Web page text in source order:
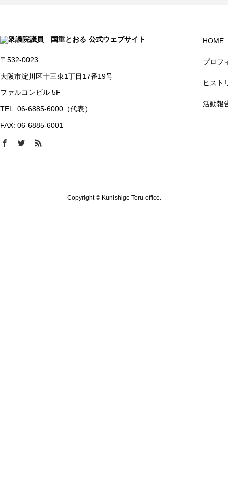
〒532-0023
大阪市淀川区十三東1丁目17番19号
ファルコンビル 5F
TEL: 06-6885-6000（代表）
FAX: 06-6885-6001
HOME
プロフ
ヒスト
活動報
Copyright © Kunishige Toru office.